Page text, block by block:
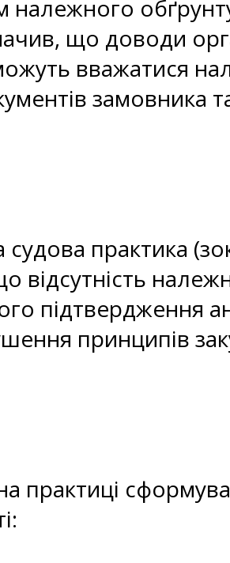
належного
що доводи
вважатися
замовника
судова практика
відсутність
підтвердження
принципів
практиці